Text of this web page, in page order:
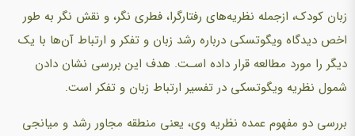
زبان کودک، ازجمله نظریه‌های رفتارگرا، فطری نگر، و نقش نگر به طور
اخص دیدگاه ویگوتسکی درباره رشد زبان و تفکر و ارتباط آن‌ها با یک
دیگر را مورد مطالعه قرار داده اسـت. هدف این بررسی نشان دادن
شمول نظریه ویگوتسکی در تفسیر ارتباط زبان و تفکر است.
بررسی دو مفهوم عمده نظریه وی، یعنی منطقه مجاور رشد و میانجی